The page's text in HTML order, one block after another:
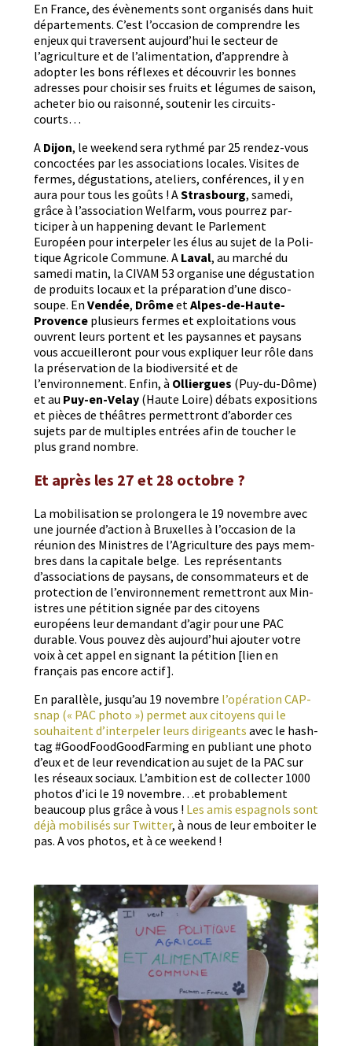
En France, des évène­ments sont organ­isés dans huit
départe­ments. C’est l’occasion de com­pren­dre les
enjeux qui tra­versent aujourd’hui le secteur de
l’agriculture et de l’alimentation, d’apprendre à
adopter les bons réflex­es et décou­vrir les bonnes
adress­es pour choisir ses fruits et légumes de sai­son,
acheter bio ou raison­né, soutenir les circuits-
courts…
A Dijon, le week­end sera ryth­mé par 25 ren­dez-vous
con­coc­tées par les asso­ci­a­tions locales. Vis­ites de
fer­mes, dégus­ta­tions, ate­liers, con­férences, il y en
aura pour tous les goûts ! AStras­bourg, same­di,
grâce à l’association Wel­farm, vous pour­rez par­
ticiper à un hap­pen­ing devant le Par­lement
Européen pour inter­pel­er les élus au sujet de la Poli­
tique Agri­cole Com­mune. A Laval, au marché du
same­di matin, la CIVAM 53 organ­ise une dégus­ta­tion
de pro­duits locaux et la pré­pa­ra­tion d’une dis­co-
soupe. En Vendée, DrômeetAlpes-de-Haute-
Provenceplusieurs fer­mes et exploita­tions vous
ouvrent leurs por­tent et les paysannes et paysans
vous accueilleront pour vous expli­quer leur rôle dans
la préser­va­tion de la bio­di­ver­sité et de
l’environnement. Enfin, à Ollier­gues (Puy-du-Dôme)
et au Puy-en-Velay(Haute Loire) débats expo­si­tions
et pièces de théâtres per­me­t­tront d’aborder ces
sujets par de mul­ti­ples entrées afin de touch­er le
plus grand nombre.
Et après les 27 et 28 octobre ?
La mobil­i­sa­tion se pro­longera le 19 novem­bre avec
une journée d’action à Brux­elles à l’occasion de la
réu­nion des Min­istres de l’Agriculture des pays mem­
bres dans la cap­i­tale belge. Les représen­tants
d’associations de paysans, de con­som­ma­teurs et de
pro­tec­tion de l’environnement remet­tront aux Min­
istres une péti­tion signée par des citoyens
européens leur deman­dant d’agir pour une PAC
durable. Vous pou­vez dès aujourd’hui ajouter votre
voix à cet appel en sig­nant la péti­tion [lien en
français pas encore actif].
En par­al­lèle, jusqu’au 19 novem­bre l’opération CAP­
snap (« PAC pho­to ») per­met aux citoyens qui le
souhait­ent d’interpeler leurs dirigeants avec le hash­
tag #Good­Food­Good­Farm­ing en pub­liant une pho­to
d’eux et de leur reven­di­ca­tion au sujet de la PAC sur
les réseaux soci­aux. L’ambition est de col­lecter 1000
pho­tos d’ici le 19 novembre…et prob­a­ble­ment
beau­coup plus grâce à vous ! Les amis espag­nols sont
déjà mobil­isés sur Twit­ter, à nous de leur emboi­ter le
pas. A vos pho­tos, et à ce weekend !